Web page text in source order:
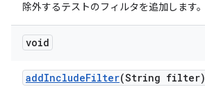
除外するテストのフィルタを追加します。
void
addIncludeFilter(String filter)